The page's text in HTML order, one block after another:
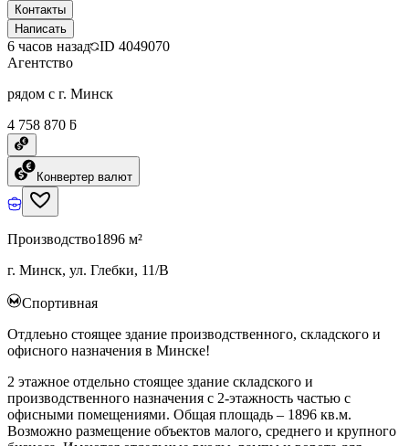
Контакты
Написать
6 часов назад ID 4049070
Агентство
рядом с г. Минск
4 758 870 ƃ
Конвертер валют
Производство1896 м²
г. Минск, ул. Глебки, 11/В
Спортивная
Отдлеьно стоящее здание производственного, складского и
офисного назначения в Минске!
2 этажное отдельно стоящее здание складского и
производственного назначения с 2-этажность частью с
офисными помещениями. Общая площадь – 1896 кв.м.
Возможно размещение объектов малого, среднего и крупного